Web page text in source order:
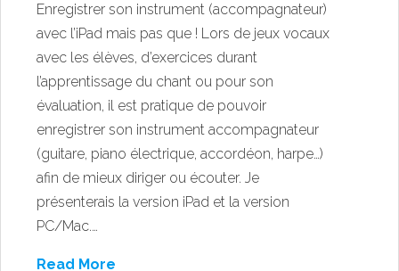
Enregistrer son instrument (accompagnateur)
avec l’iPad mais pas que ! Lors de jeux vocaux
avec les élèves, d’exercices durant
l’apprentissage du chant ou pour son
évaluation, il est pratique de pouvoir
enregistrer son instrument accompagnateur
(guitare, piano électrique, accordéon, harpe…)
afin de mieux diriger ou écouter. Je
présenterais la version iPad et la version
PC/Mac.…
Read More